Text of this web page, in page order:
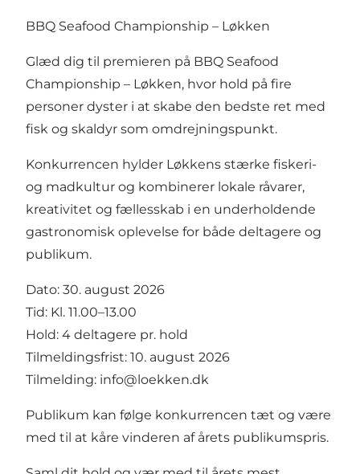
BBQ Seafood Championship – Løkken
Glæd dig til premieren på BBQ Seafood
Championship – Løkken, hvor hold på fire
personer dyster i at skabe den bedste ret med
fisk og skaldyr som omdrejningspunkt.
Konkurrencen hylder Løkkens stærke fiskeri-
og madkultur og kombinerer lokale råvarer,
kreativitet og fællesskab i en underholdende
gastronomisk oplevelse for både deltagere og
publikum.
Dato: 30. august 2026
Tid: Kl. 11.00–13.00
Hold: 4 deltagere pr. hold
Tilmeldingsfrist: 10. august 2026
Tilmelding: info@loekken.dk
Publikum kan følge konkurrencen tæt og være
med til at kåre vinderen af årets publikumspris.